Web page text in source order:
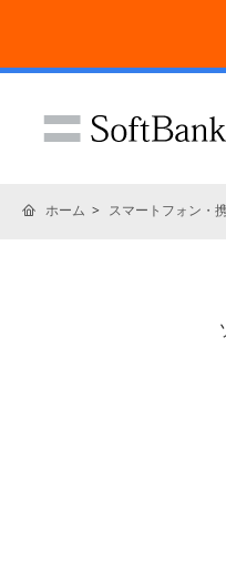
ホーム スマートフォン・